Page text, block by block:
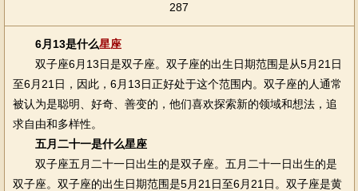
287
6月13是什么星座
双子座6月13日是双子座。双子座的出生日期范围是从5月21日
至6月21日，因此，6月13日正好处于这个范围内。双子座的人通常
被认为是聪明、好奇、善变的，他们喜欢探索新的领域和想法，追
求自由和多样性。
五月二十一是什么星座
双子座五月二十一日出生的是双子座。五月二十一日出生的是
双子座。双子座的出生日期范围是5月21日至6月21日。双子座是黄